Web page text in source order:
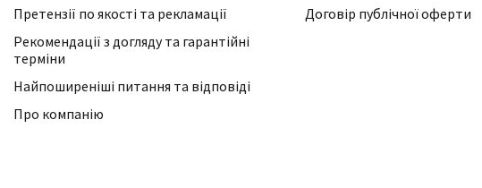
Претензії по якості та рекламації
Рекомендації з догляду та гарантійні
терміни
Найпоширеніші питання та відповіді
Про компанію
Договір публічної оферти